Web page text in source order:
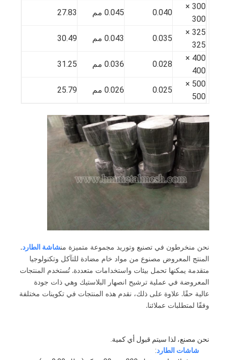
الدردشة الآن
الفولاذ المقاوم للصدأ X Tend Mesh
شاشة مرشح البثق
حزمة شاشة الطارد
شبكة حبل الأسلاك
سياج ملعب الباديل
شبكة سلكية محبوكة
سلة غابيون الحجر
شبكة معدنية معمارية
شاشة ذبابة سلسلة الألومنيوم
فلتر جونسون سكرين
سياج شبكي معدني
خلية نحل شبكية
300 ×
300
0.040 0.045 مم 27.83
325 ×
325
0.035 0.043 مم 30.49
400 ×
400
0.028 0.036 مم 31.25
500 ×
500
0.025 0.026 مم 25.79
نحن منخرطون في تصنيع وتوريد مجموعة متميزة منشاشة الطارد.
المنتج المعروض مصنوع من مواد خام مضادة للتآكل وتكنولوجيا
متقدمة يمكنها تحمل بيئات واستخدامات متعددة. تُستخدم المنتجات
المعروضة في عملية ترشيح انصهار البلاستيك وهي ذات جودة
عالية حقًا. علاوة على ذلك، نقدم هذه المنتجات في تكوينات مختلفة
وفقًا لمتطلبات عملائنا.
نحن مصنع، لذا سيتم قبول أي كمية.
شاشات الطارد: